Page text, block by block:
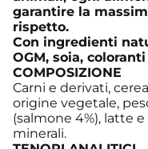
garantire la
rispetto.
Con ingredienti
OGM, soia,
COMPOSIZIONE
Carni e derivati,
origine vegetale,
(salmone 4%), latte
minerali.